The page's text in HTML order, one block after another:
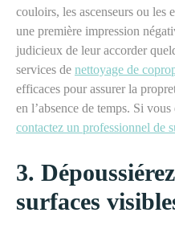
couloirs, les ascenseurs ou les
une première impression
judicieux de leur accorder
services de nettoyage de
efficaces pour assurer la
en l’absence de temps. Si
contactez un professionnel de
3.
surfaces